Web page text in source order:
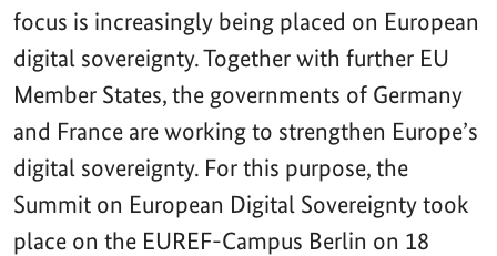
focus is increasingly being placed on European
digital sovereignty. Together with further EU
Member States, the governments of Germany
and France are working to strengthen Europe’s
digital sovereignty. For this purpose, the
Summit on European Digital Sovereignty took
place on the EUREF-Campus Berlin on 18